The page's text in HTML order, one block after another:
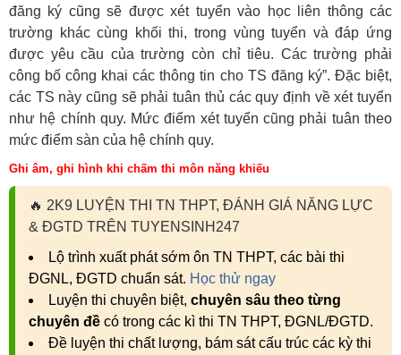
đăng ký cũng sẽ được xét tuyển vào học liên thông các
trường khác cùng khối thi, trong vùng tuyển và đáp ứng
được yêu cầu của trường còn chỉ tiêu. Các trường phải
công bố công khai các thông tin cho TS đăng ký”. Đặc biệt,
các TS này cũng sẽ phải tuân thủ các quy định về xét tuyển
như hệ chính quy. Mức điểm xét tuyển cũng phải tuân theo
mức điểm sàn của hệ chính quy.
Ghi âm, ghi hình khi chấm thi môn năng khiếu
🔥 2K9 LUYỆN THI TN THPT, ĐÁNH GIÁ NĂNG LỰC
& ĐGTD TRÊN TUYENSINH247
Lộ trình xuất phát sớm ôn TN THPT, các bài thi
ĐGNL, ĐGTD chuẩn sát. Học thử ngay
Luyện thi chuyên biệt, chuyên sâu theo từng
chuyên đề có trong các kì thi TN THPT, ĐGNL/ĐGTD.
Đề luyện thi chất lượng, bám sát cấu trúc các kỳ thi